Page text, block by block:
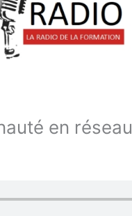
en réseau